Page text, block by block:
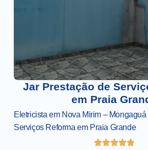
Jar Prestação de
em Praia
Eletricista em Nova Mirim –
Serviços Reforma em Praia Grande